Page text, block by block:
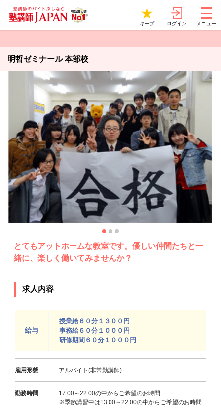
キープ ログイン メニュー
明哲ゼミナール 本部校
とてもアットホームな教室です。優しい仲間たちと一
緒に、楽しく働いてみませんか？
求人内容
給与
授業給６０分１３００円
事務給６０分１０００円
研修期間６０分１０００円
雇用形態 アルバイト(非常勤講師)
勤務時間
17:00～22:00の中からご希望のお時間
※季節講習中は13:00～22:00の中からご希望のお時間